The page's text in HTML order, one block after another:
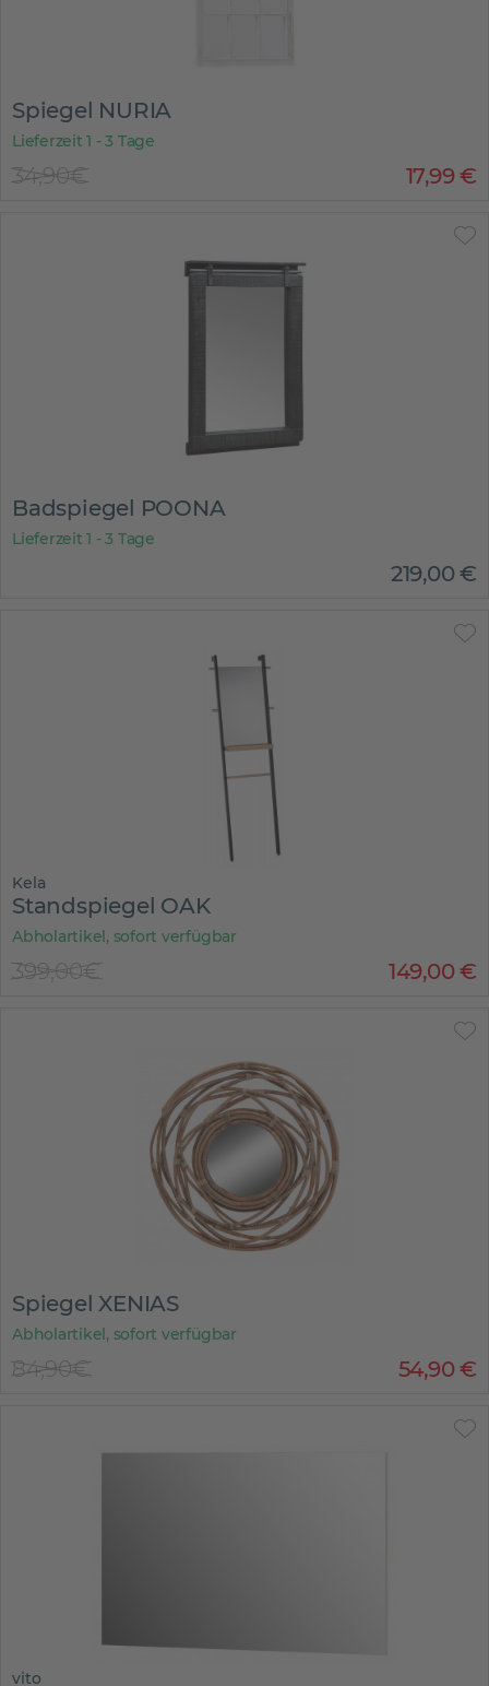
Spiegel NURIA
Lieferzeit 1 - 3 Tage
17,99€
34,90€
Badspiegel POONA
Lieferzeit 1 - 3 Tage
219,00€
Kela
Standspiegel OAK
Abholartikel, sofort verfügbar
149,00€
399,00€
Spiegel XENIAS
Abholartikel, sofort verfügbar
54,90€
84,90€
vito